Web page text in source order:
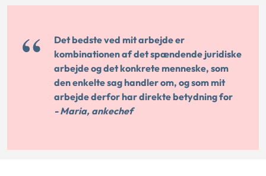
Det bedste ved mit arbejde er
kombinationen af det spændende juridiske
arbejde og det konkrete menneske, som
den enkelte sag handler om, og som mit
arbejde derfor har direkte betydning for
- Maria, ankechef